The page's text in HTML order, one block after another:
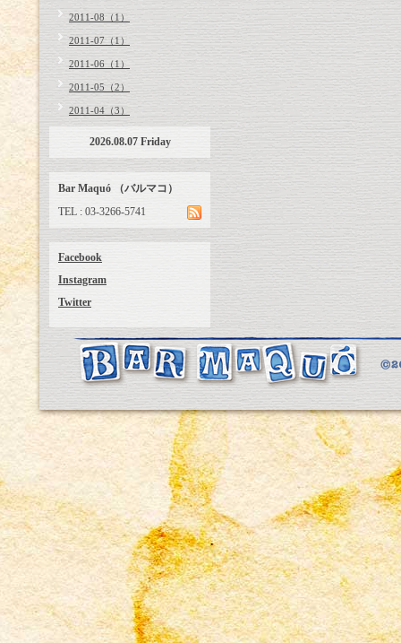
2011-08（1）
2011-07（1）
2011-06（1）
2011-05（2）
2011-04（3）
2026.08.07 Friday
Bar Maquó （バルマコ）
TEL : 03-3266-5741
Facebook
Instagram
Twitter